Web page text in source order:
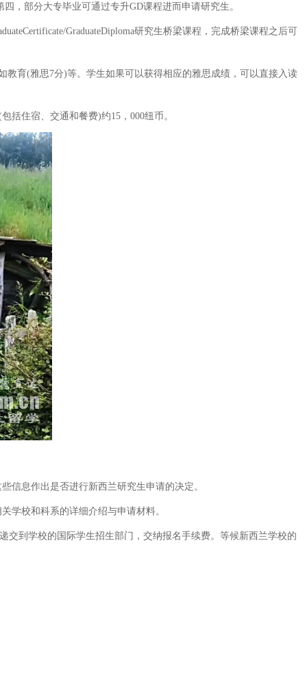
部分大专毕业可通过专升GD课程进而申请研究生。
GraduateDiploma研究生桥梁课程，完成桥梁课程之后可
育(雅思7分)等。学生如果可以获得相应的雅思成绩，可以直接入读
住宿、交通和餐费)约15，000纽币。
息作出是否进行新西兰研究生申请的决定。
校和科系的详细介绍与申请材料。
到学校的国际学生招生部门，交纳报名手续费。等候新西兰学校的